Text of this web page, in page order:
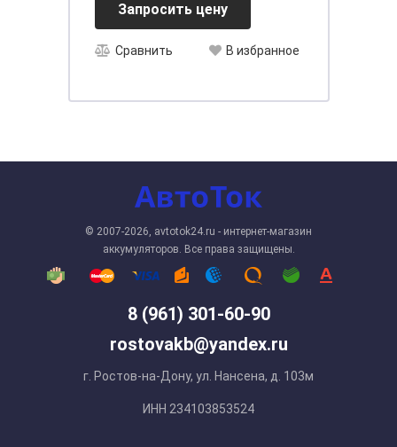
Запросить цену
Сравнить В избранное
8 (961) 301-60-90
rostovakb@yandex.ru
г. Ростов-на-Дону, ул. Нансена, д. 103м
ИНН 234103853524
© 2007-2026, avtotok24.ru - интернет-магазин
аккумуляторов. Все права защищены.